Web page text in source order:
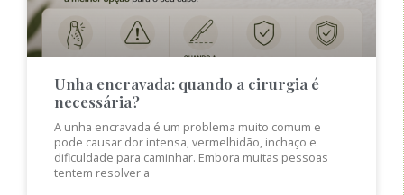
Unha encravada: quando a cirurgia é
necessária?
A unha encravada é um problema muito comum e
pode causar dor intensa, vermelhidão, inchaço e
dificuldade para caminhar. Embora muitas pessoas
tentem resolver a